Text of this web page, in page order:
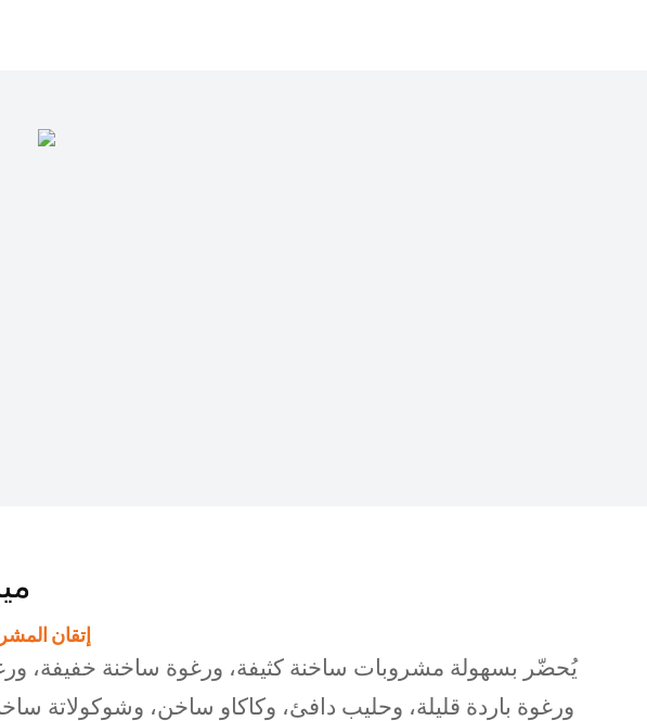
1. إتقان
يُحضّر بسهولة مشروبات ساخنة كثيفة، ورغوة ساخنة خفيفة،
ورغوة باردة قليلة، وحليب دافئ، وكاكاو ساخن، وشوكولاتة